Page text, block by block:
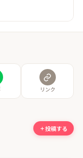
リンク
投稿する